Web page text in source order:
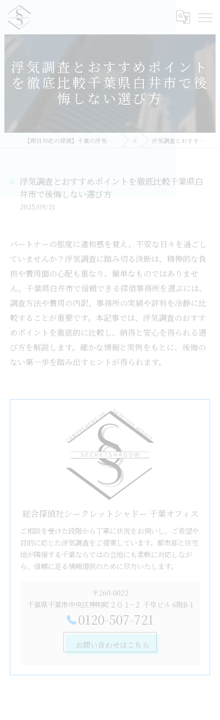
浮気調査とおすすめポイント
を徹底比較千葉県白井市で後
悔しない選び方
【即日対応の探偵】千葉の浮気調査｜相談無料・比較しておすすめ／総合探偵社シークレットシャドー 千葉オフィス コラム 浮気調査とおすすめポイントを徹底比較千葉県白井市で後悔しない選び方
浮気調査とおすすめポイントを徹底比較千葉県白
井市で後悔しない選び方
2025/09/21
パートナーの態度に違和感を覚え、不安な日々を過ごし
ていませんか？浮気調査に踏み切る決断は、精神的な負
担や費用面の心配も重なり、簡単なものではありませ
ん。千葉県白井市で信頼できる探偵事務所を選ぶには、
調査方法や費用の内訳、事務所の実績や評判を冷静に比
較することが重要です。本記事では、浮気調査のおすす
めポイントを徹底的に比較し、納得と安心を得られる選
び方を解説します。確かな情報と実例をもとに、後悔の
ない第一歩を踏み出すヒントが得られます。
総合探偵社シークレットシャドー 千葉オフィス
ご相談を受けた段階から丁寧に状況をお伺いし、ご希望や
目的に応じた浮気調査をご提案しています。都市部と住宅
地が隣接する千葉ならではの立地にも柔軟に対応しなが
ら、信頼に足る情報提供のために尽力いたします。
〒260-0022
千葉県千葉市中央区神明町２０１−２ 千早ビル 6階B-1
0120-507-721
お問い合わせはこちら